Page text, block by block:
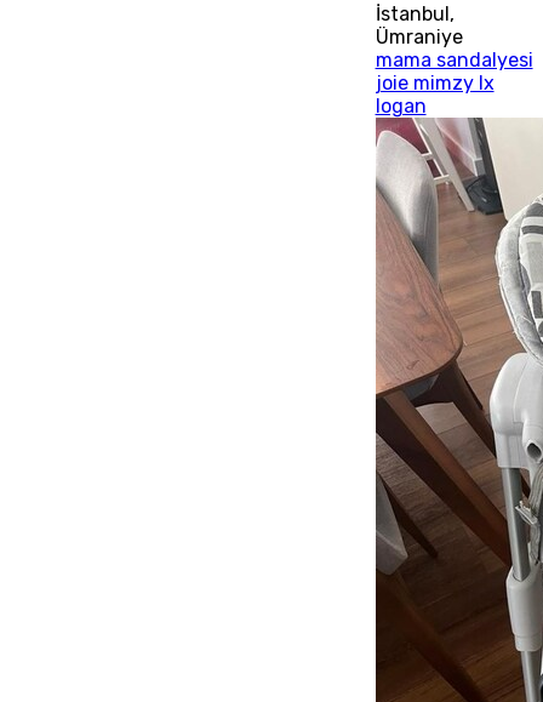
İstanbul,
Ümraniye
mama sandalyesi
joie mimzy lx
logan